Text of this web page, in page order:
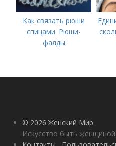
Как связать рюши
спицами. Рюши-
фалды
© 2026 Женский Мир
Искусство быть женщиной